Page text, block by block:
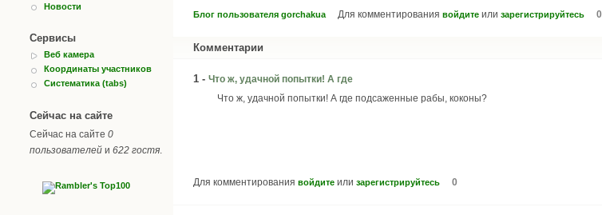
Новости
Сервисы
Веб камера
Координаты участников
Систематика (tabs)
Сейчас на сайте
Сейчас на сайте 0
пользователей и 622 гостя
Блог пользователя gorchakua Для комментирования войдите или зарегистрируйтесь 0
Комментарии
1 - Что ж, удачной попытки! А где
Что ж, удачной попытки! А где подсаженные рабы, коконы?
Для комментирования войдите или зарегистрируйтесь 0